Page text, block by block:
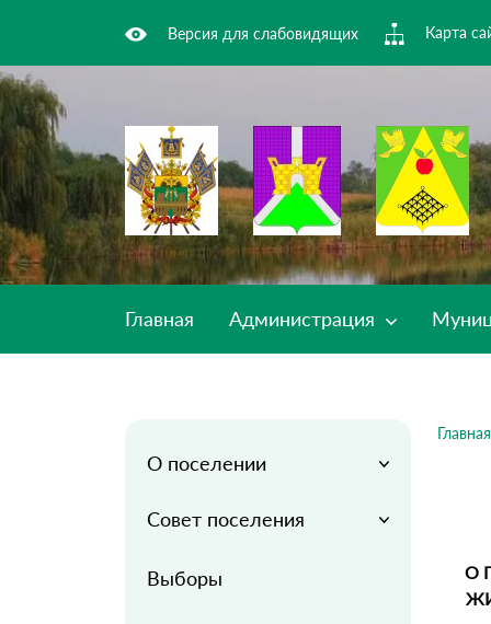
Версия для слабовидящих Карта
Главная Администрация
О поселении
Совет поселения
Выборы
Главная
О